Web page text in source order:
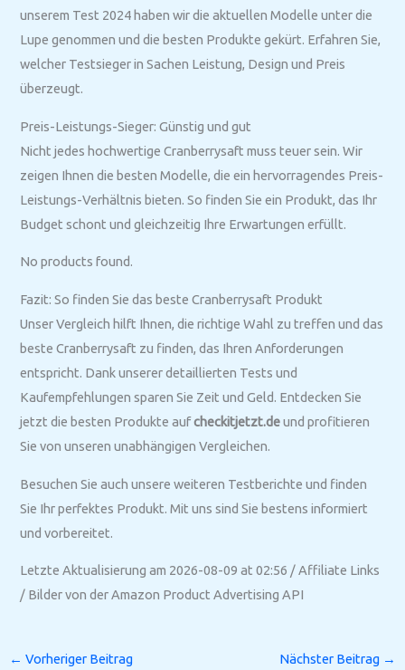
unserem Test 2024 haben wir die aktuellen Modelle unter die
Lupe genommen und die besten Produkte gekürt. Erfahren Sie,
welcher Testsieger in Sachen Leistung, Design und Preis
überzeugt.
Preis-Leistungs-Sieger: Günstig und gut
Nicht jedes hochwertige Cranberrysaft muss teuer sein. Wir
zeigen Ihnen die besten Modelle, die ein hervorragendes Preis-
Leistungs-Verhältnis bieten. So finden Sie ein Produkt, das Ihr
Budget schont und gleichzeitig Ihre Erwartungen erfüllt.
No products found.
Fazit: So finden Sie das beste Cranberrysaft Produkt
Unser Vergleich hilft Ihnen, die richtige Wahl zu treffen und das
beste Cranberrysaft zu finden, das Ihren Anforderungen
entspricht. Dank unserer detaillierten Tests und
Kaufempfehlungen sparen Sie Zeit und Geld. Entdecken Sie
jetzt die besten Produkte aufcheckitjetzt.deund profitieren
Sie von unseren unabhängigen Vergleichen.
Besuchen Sie auch unsere weiteren Testberichte und finden
Sie Ihr perfektes Produkt. Mit uns sind Sie bestens informiert
und vorbereitet.
Letzte Aktualisierung am 2026-08-09 at 02:56 / Affiliate Links
/ Bilder von der Amazon Product Advertising API
← Vorheriger Beitrag Nächster Beitrag →